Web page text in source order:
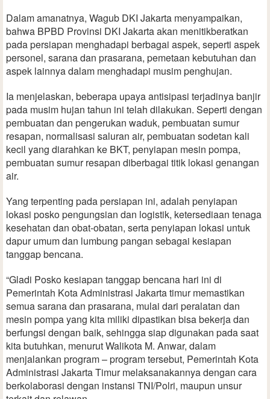
Dalam amanatnya, Wagub DKI Jakarta menyampaikan,
bahwa BPBD Provinsi DKI Jakarta akan menitikberatkan
pada persiapan menghadapi berbagai aspek, seperti aspek
personel, sarana dan prasarana, pemetaan kebutuhan dan
aspek lainnya dalam menghadapi musim penghujan.
Ia menjelaskan, beberapa upaya antisipasi terjadinya banjir
pada musim hujan tahun ini telah dilakukan. Seperti dengan
pembuatan dan pengerukan waduk, pembuatan sumur
resapan, normalisasi saluran air, pembuatan sodetan kali
kecil yang diarahkan ke BKT, penyiapan mesin pompa,
pembuatan sumur resapan diberbagai titik lokasi genangan
air.
Yang terpenting pada persiapan ini, adalah penyiapan
lokasi posko pengungsian dan logistik, ketersediaan tenaga
kesehatan dan obat-obatan, serta penyiapan lokasi untuk
dapur umum dan lumbung pangan sebagai kesiapan
tanggap bencana.
“Gladi Posko kesiapan tanggap bencana hari ini di
Pemerintah Kota Administrasi Jakarta timur memastikan
semua sarana dan prasarana, mulai dari peralatan dan
mesin pompa yang kita miliki dipastikan bisa bekerja dan
berfungsi dengan baik, sehingga siap digunakan pada saat
kita butuhkan, menurut Walikota M. Anwar, dalam
menjalankan program – program tersebut, Pemerintah Kota
Administrasi Jakarta Timur melaksanakannya dengan cara
berkolaborasi dengan instansi TNI/Polri, maupun unsur